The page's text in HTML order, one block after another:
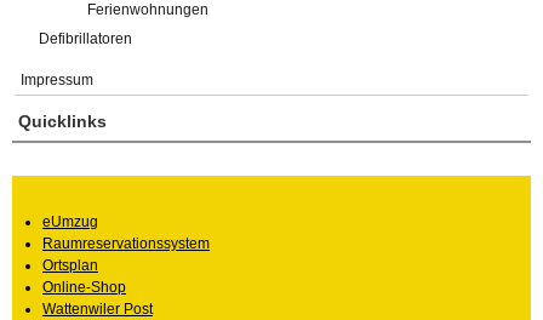
Ferienwohnungen
Defibrillatoren
Impressum
Quicklinks
eUmzug
Raumreservationssystem
Ortsplan
Online-Shop
Wattenwiler Post